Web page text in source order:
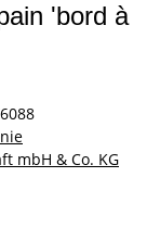
'bord à
mbH & Co. KG